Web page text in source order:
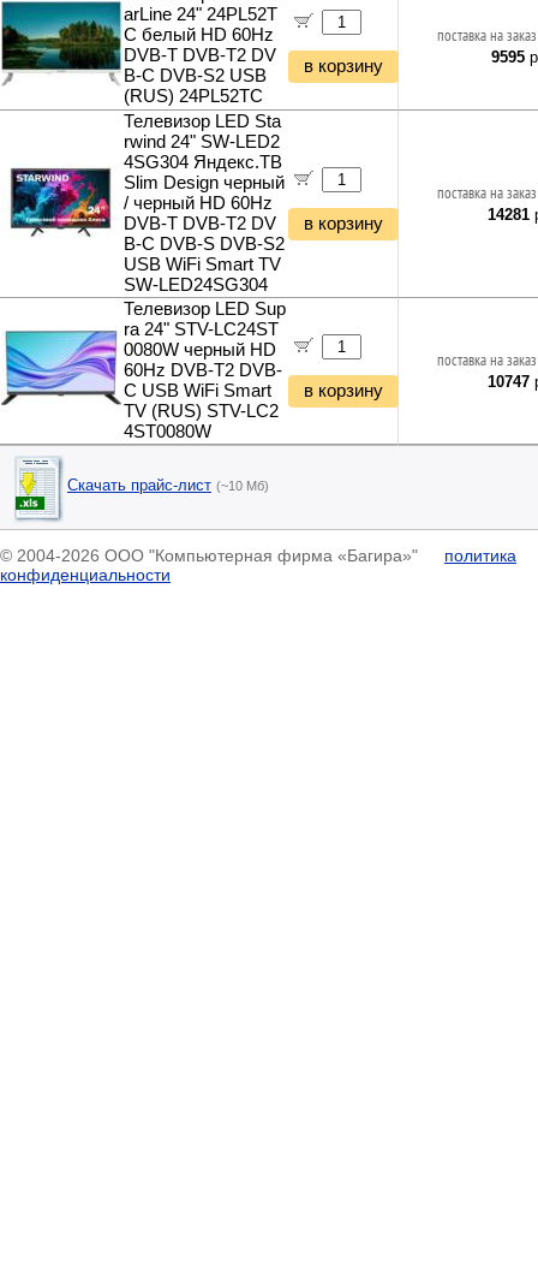
arLine 24" 24PL52T
C белый HD 60Hz
DVB-T DVB-T2 DV
B-C DVB-S2 USB
(RUS) 24PL52TC
в корзину
поставка на
9595
Телевизор LED Sta
rwind 24" SW-LED2
4SG304 Яндекс.ТВ
Slim Design черный
/ черный HD 60Hz
DVB-T DVB-T2 DV
B-C DVB-S DVB-S2
USB WiFi Smart TV
SW-LED24SG304
в корзину
поставка на
14281
Телевизор LED Sup
ra 24" STV-LC24ST
0080W черный HD
60Hz DVB-T2 DVB-
C USB WiFi Smart
TV (RUS) STV-LC2
4ST0080W
в корзину
поставка на
10747
Скачать прайс-лист (~10 Мб)
© 2004-2026 ООО "Компьютерная фирма «Багира»" политика
конфиденциальности